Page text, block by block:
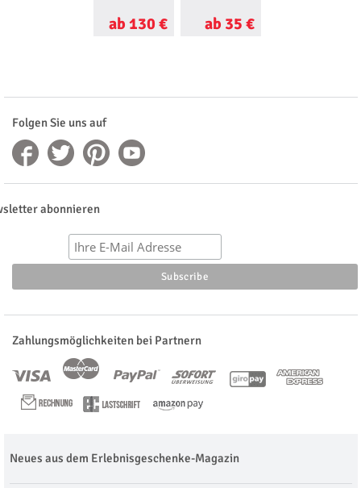
ab 130 € ab 35 €
Folgen Sie uns auf
abonnieren
Zahlungsmöglichkeiten bei Partnern
Neues aus dem Erlebnisgeschenke-Magazin